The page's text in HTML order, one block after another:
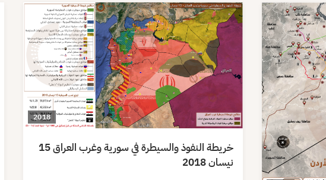
2018
خريطة النفوذ والسيطرة في سورية وغرب العراق 15
نيسان 2018